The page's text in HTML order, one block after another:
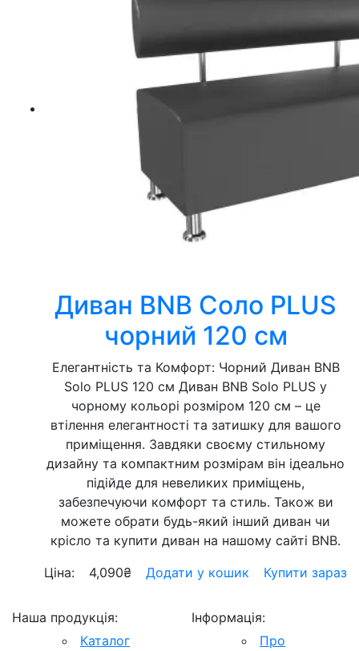
Диван BNB Соло PLUS
чорний 120 см
Елегантність та Комфорт: Чорний Диван BNB
Solo PLUS 120 см Диван BNB Solo PLUS у
чорному кольорі розміром 120 см – це
втілення елегантності та затишку для вашого
приміщення. Завдяки своєму стильному
дизайну та компактним розмірам він ідеально
підійде для невеликих приміщень,
забезпечуючи комфорт та стиль. Також ви
можете обрати будь-який інший диван чи
крісло та купити диван на нашому сайті BNB.
Ціна:
4,090₴ Додати у кошик Купити зараз
Наша продукція:
Каталог
Інформація:
Про